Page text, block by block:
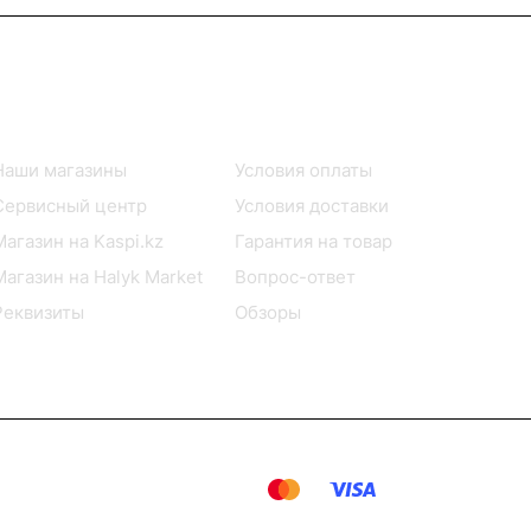
магазины
центр
на Kaspi.kz
на Halyk Market
Условия оплаты
Условия доставки
Гарантия на товар
Вопрос-ответ
Обзоры